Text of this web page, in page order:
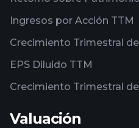
Ingresos por Acción TTM
Crecimiento Trimestral
EPS Diluido TTM
Crecimiento Trimestral
Valuación